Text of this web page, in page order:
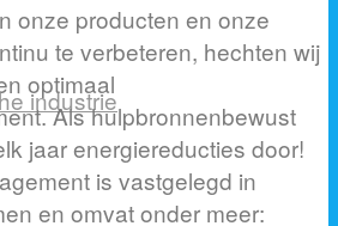
industrie
onze producten en onze
te verbeteren, hechten wij
optimaal
Als hulpbronnenbewust
jaar energiereducties door!
is vastgelegd in
en omvat onder meer: